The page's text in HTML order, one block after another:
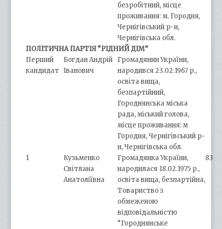
безробітний, місце
проживання: м. Городня,
Чернігівський р-н,
Чернігівська обл.
ПОЛІТИЧНА ПАРТІЯ “РІДНИЙ ДІМ”
Перший
кандидат
Богдан Андрій
Іванович
Громадянин України,
народився 23.02.1967 р.,
освіта вища,
безпартійний,
Городнянська міська
рада, міський голова,
місце проживання: м
Городня, Чернігівський р-
н, Чернігівська обл.
1
Кузьменко
Світлана
Анатоліївна
Громадянка України,
народилася 18.02.1975 р.,
освіта вища, безпартійна,
Товариство з
обмеженою
відповідальністю
“Городнянське
83